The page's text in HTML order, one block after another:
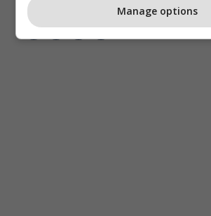
Manage options